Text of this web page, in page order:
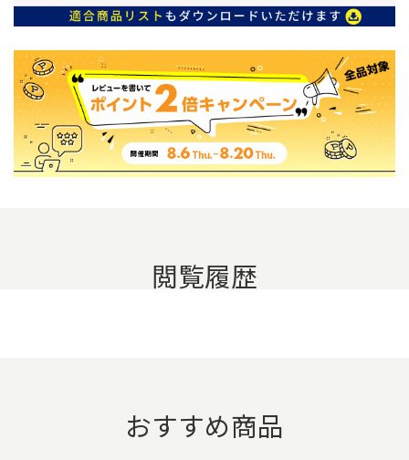
閲覧履歴
おすすめ商品